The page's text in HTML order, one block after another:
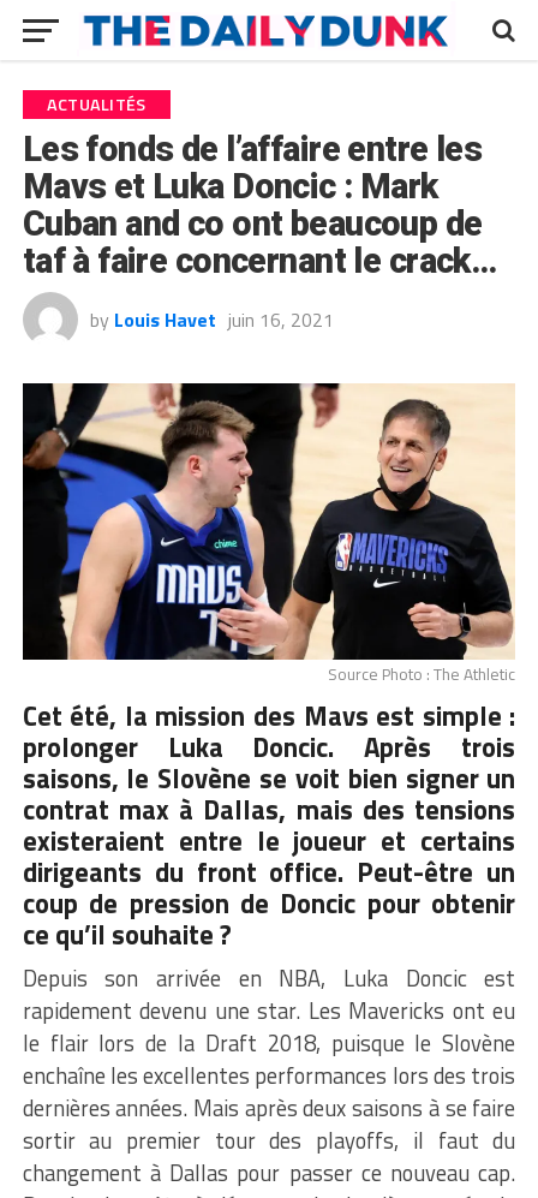
ACTUALITÉS
Les fonds de l’affaire entre les
Mavs et Luka Doncic : Mark
Cuban and co ont beaucoup de
taf à faire concernant le crack…
by Louis Havet juin 16, 2021
Source Photo : The Athletic
Cet été, la mission des Mavs est simple :
prolonger Luka Doncic. Après trois
saisons, le Slovène se voit bien signer un
contrat max à Dallas, mais des tensions
existeraient entre le joueur et certains
dirigeants du front office. Peut-être un
coup de pression de Doncic pour obtenir
ce qu’il souhaite ?
Depuis son arrivée en NBA, Luka Doncic est
rapidement devenu une star. Les Mavericks ont eu
le flair lors de la Draft 2018, puisque le Slovène
enchaîne les excellentes performances lors des trois
dernières années. Mais après deux saisons à se faire
sortir au premier tour des playoffs, il faut du
changement à Dallas pour passer ce nouveau cap.